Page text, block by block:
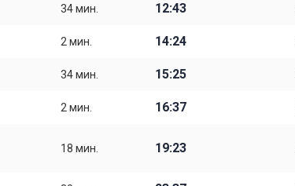
34 мин. 12:43
2 мин. 14:24
34 мин. 15:25
2 мин. 16:37
18 мин. 19:23